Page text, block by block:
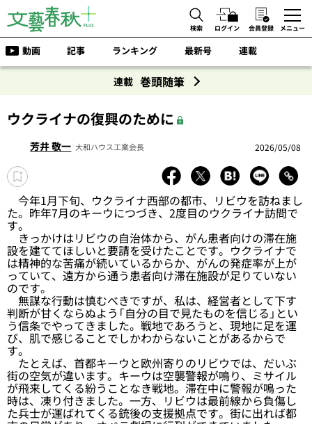
検索 ログイン 会員登録 メニュー
動画 記事 ランキング 最新号 連載
連載 巻頭随筆
ウクライナの復興のために
芳井 敬一 大和ハウス工業会長 2026/05/08
今年1月下旬、ウクライナ西部の都市、リビウを訪ねまし
た。昨年7月のキーウにつづき、2度目のウクライナ訪問で
す。
きっかけはリビウの自治体から、がん患者向けの滞在施
設を建ててほしいと要請を受けたことです。ウクライナで
は精神的な苦痛が続いているからか、がんの発症率が上が
っていて、遠方から通う患者向け滞在施設が足りていない
のです。
無謀な行動は慎むべきですが、私は、経営者として下す
判断が甘くならぬよう「自分の目で見たものを信じる」とい
う信条でやってきました。戦地であろうと、現地に足を運
び、肌で感じることでしかわからないことがあるからで
す。
たとえば、首都キーウと欧州寄りのリビウでは、だいぶ
街の空気が違います。キーウは空襲警報が鳴り、ミサイル
が飛来してくる紛うことなき戦地。滞在中に警報が鳴った
時は、凍り付きました。一方、リビウは最前線から負傷し
た兵士が運ばれてくる銃後の支援拠点です。街に出れば都